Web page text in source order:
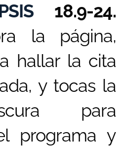
18.9-24.
la página,
hallar la cita
y tocas la
para
programa y